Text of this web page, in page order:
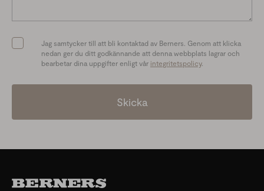
Jag samtycker till att bli kontaktad av Berners. Genom att klicka
nedan ger du ditt godkännande att denna webbplats lagrar och
bearbetar dina uppgifter enligt vår integritetspolicy.